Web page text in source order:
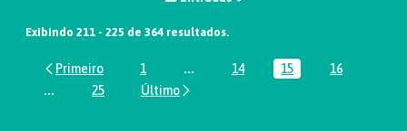
Exibindo 211 - 225 de 364 resultados.
Página
1 ...Páginas intermediárias Usar ABA
Página
14 Página
15 Página
16
...Páginas intermediárias Usar ABA para navegar.
Página
25